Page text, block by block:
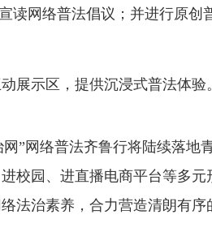
读网络普法倡议；并进行原创
示区，提供沉浸式普法体验。
网络普法齐鲁行将陆续落地
校园、进直播电商平台等多元
法治素养，合力营造清朗有序